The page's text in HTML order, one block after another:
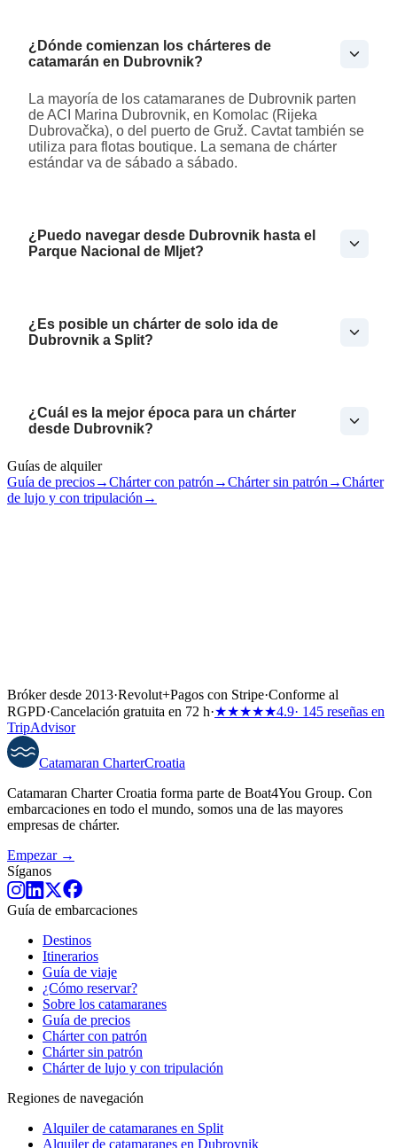
¿Dónde comienzan los chárteres de
catamarán en Dubrovnik?
La mayoría de los catamaranes de Dubrovnik parten
de ACI Marina Dubrovnik, en Komolac (Rijeka
Dubrovačka), o del puerto de Gruž. Cavtat también se
utiliza para flotas boutique. La semana de chárter
estándar va de sábado a sábado.
¿Puedo navegar desde Dubrovnik hasta el
Parque Nacional de Mljet?
¿Es posible un chárter de solo ida de
Dubrovnik a Split?
¿Cuál es la mejor época para un chárter
desde Dubrovnik?
Guías de alquiler
Guía de precios→Chárter con patrón →Chárter sin patrón →Chárter
de lujo y con tripulación →
Bróker desde 2013·Revolut+Pagos con Stripe·Conforme al
RGPD·Cancelación gratuita en 72 h·★★★★★4.9· 145 reseñas en
TripAdvisor
Catamaran CharterCroatia
Catamaran Charter Croatia forma parte de Boat4You Group. Con
embarcaciones en todo el mundo, somos una de las mayores
empresas de chárter.
Empezar →
Síganos
Guía de embarcaciones
Destinos
Itinerarios
Guía de viaje
¿Cómo reservar?
Sobre los catamaranes
Guía de precios
Chárter con patrón
Chárter sin patrón
Chárter de lujo y con tripulación
Regiones de navegación
Alquiler de catamaranes en Split
Alquiler de catamaranes en Dubrovnik